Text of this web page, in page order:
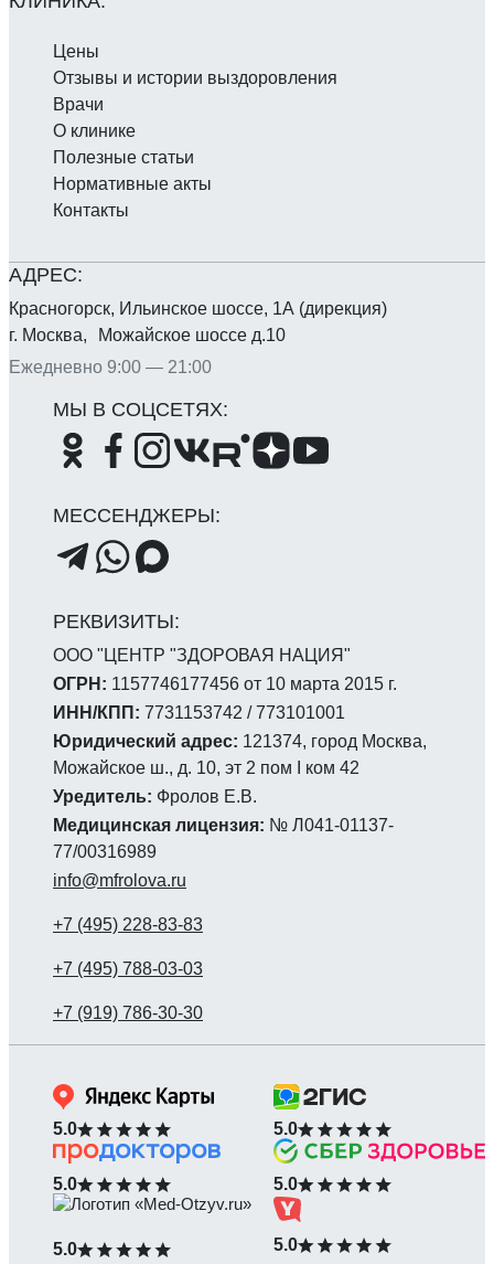
ООО "ЦЕНТР "ЗДОРОВАЯ НАЦИЯ"
ОГРН: 1157746177456 от 10 марта 2015 г.
ИНН/КПП: 7731153742 / 773101001
Юридический адрес: 121374, город Москва,
Можайское ш., д. 10, эт 2 пом I ком 42
Уредитель: Фролов Е.В.
Медицинская лицензия: № Л041-01137-
77/00316989
info@mfrolova.ru
Красногорск, Ильинское шоссе, 1А (дирекция)
г. Москва, Можайское шоссе д.10
Ежедневно 9:00 — 21:00
Цены
Отзывы и истории выздоровления
Врачи
О клинике
Полезные статьи
Нормативные акты
Контакты
5.0 5.0
5.0 5.0
5.0 5.0